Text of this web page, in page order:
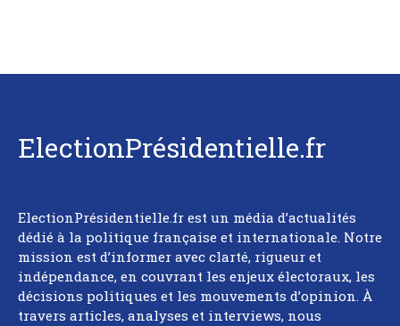
ElectionPrésidentielle.fr
ElectionPrésidentielle.fr est un média d’actualités
dédié à la politique française et internationale. Notre
mission est d’informer avec clarté, rigueur et
indépendance, en couvrant les enjeux électoraux, les
décisions politiques et les mouvements d’opinion. À
travers articles, analyses et interviews, nous